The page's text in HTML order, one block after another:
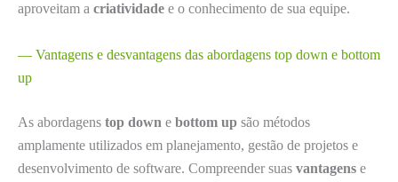
aproveitam a criatividade e o conhecimento de sua equipe.
— Vantagens e desvantagens das abordagens top down e bottom
up
As abordagens top down e bottom up são métodos
amplamente utilizados em planejamento, gestão de projetos e
desenvolvimento de software. Compreender suas vantagens e